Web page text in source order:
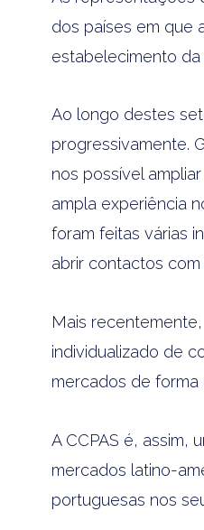
dos países em que
estabelecimento
Ao longo destes
progressivamente.
nos possível
ampla experiência
foram feitas várias
abrir contactos
Mais
individualizado de
mercados de forma
A CCPAS é, assim,
mercados latino-
portuguesas nos